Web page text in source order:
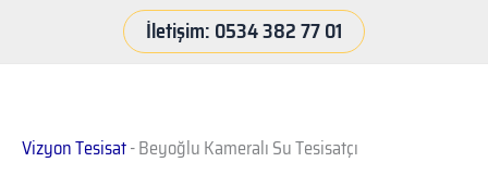
İletişim: 0534 382 77 01
Vizyon Tesisat-Beyoğlu Kameralı Su Tesisatçı